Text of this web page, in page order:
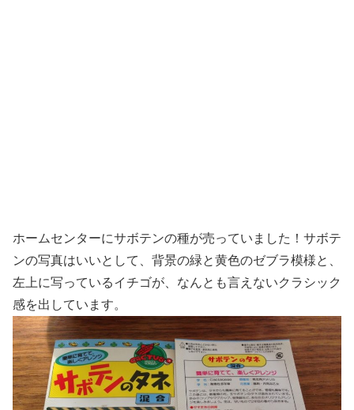
ホームセンターにサボテンの種が売っていました！サボテ
ンの写真はいいとして、背景の緑と黄色のゼブラ模様と、
左上に写っているイチゴが、なんとも言えないクラシック
感を出しています。